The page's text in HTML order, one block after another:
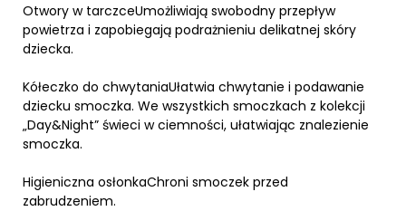
Otwory w tarczceUmożliwiają swobodny przepływ
powietrza i zapobiegają podrażnieniu delikatnej skóry
dziecka.
Kółeczko do chwytaniaUłatwia chwytanie i podawanie
dziecku smoczka. We wszystkich smoczkach z kolekcji
„Day&Night” świeci w ciemności, ułatwiając znalezienie
smoczka.
Higieniczna osłonkaChroni smoczek przed
zabrudzeniem.